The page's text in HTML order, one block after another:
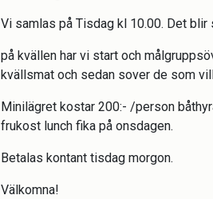
Vi samlas på Tisdag kl 10.00. Det
på kvällen har vi start och
kvällsmat och sedan sover de som
Minilägret kostar 200:- /person
frukost lunch fika på onsdagen.
Betalas kontant tisdag morgon.
Välkomna!